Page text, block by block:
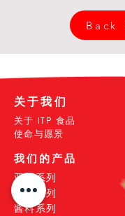
Back
关于我们
关于 ITP 食品
使命与愿景
我们的产品
亚洲系列
槟城系列
酱料系列